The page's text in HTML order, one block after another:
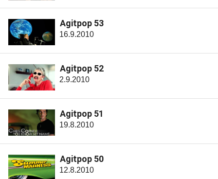
Agitpop 53
16.9.2010
Agitpop 52
2.9.2010
Agitpop 51
19.8.2010
Agitpop 50
12.8.2010